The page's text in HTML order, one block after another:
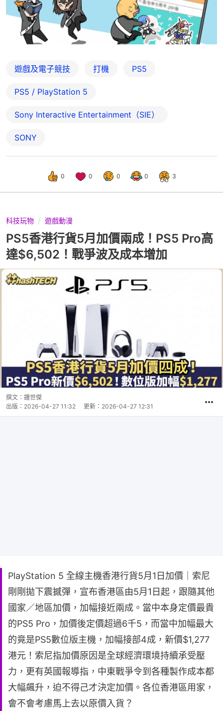
遊戲及電子競技 打機 PS5
PS5 / PlayStation 5
Sony Interactive Entertainment（SIE）
SONY
0 0 0 0 3
科技玩物 遊戲動漫
PS5香港行貨5月加價兩成！PS5 Pro高
達$6,502！戰爭波及成本增加
撰文： 鍾世傑
出版： 2026-04-27 11:32 更新： 2026-04-27 12:31
PlayStation 5 全線主機香港行貨5月1日加價｜索尼
剛剛拋下震撼彈，宣布香港區由5月1日起，跟隨其他
國家／地區加價，加幅接近兩成。當中本身定價最貴
的PS5 Pro，加價後定價超過6千5，而當中加幅最大
的竟是PS5數位版主機，加幅接部4成，新價$1,277
港元！索尼指加價原因是全球經濟環境持續承受壓
力，更有英國報導指，中東戰爭令到各種製作成本都
大幅飆升，迫不得己才決定加價。各位香港區用家，
會不會考慮馬上去以原價入貨？